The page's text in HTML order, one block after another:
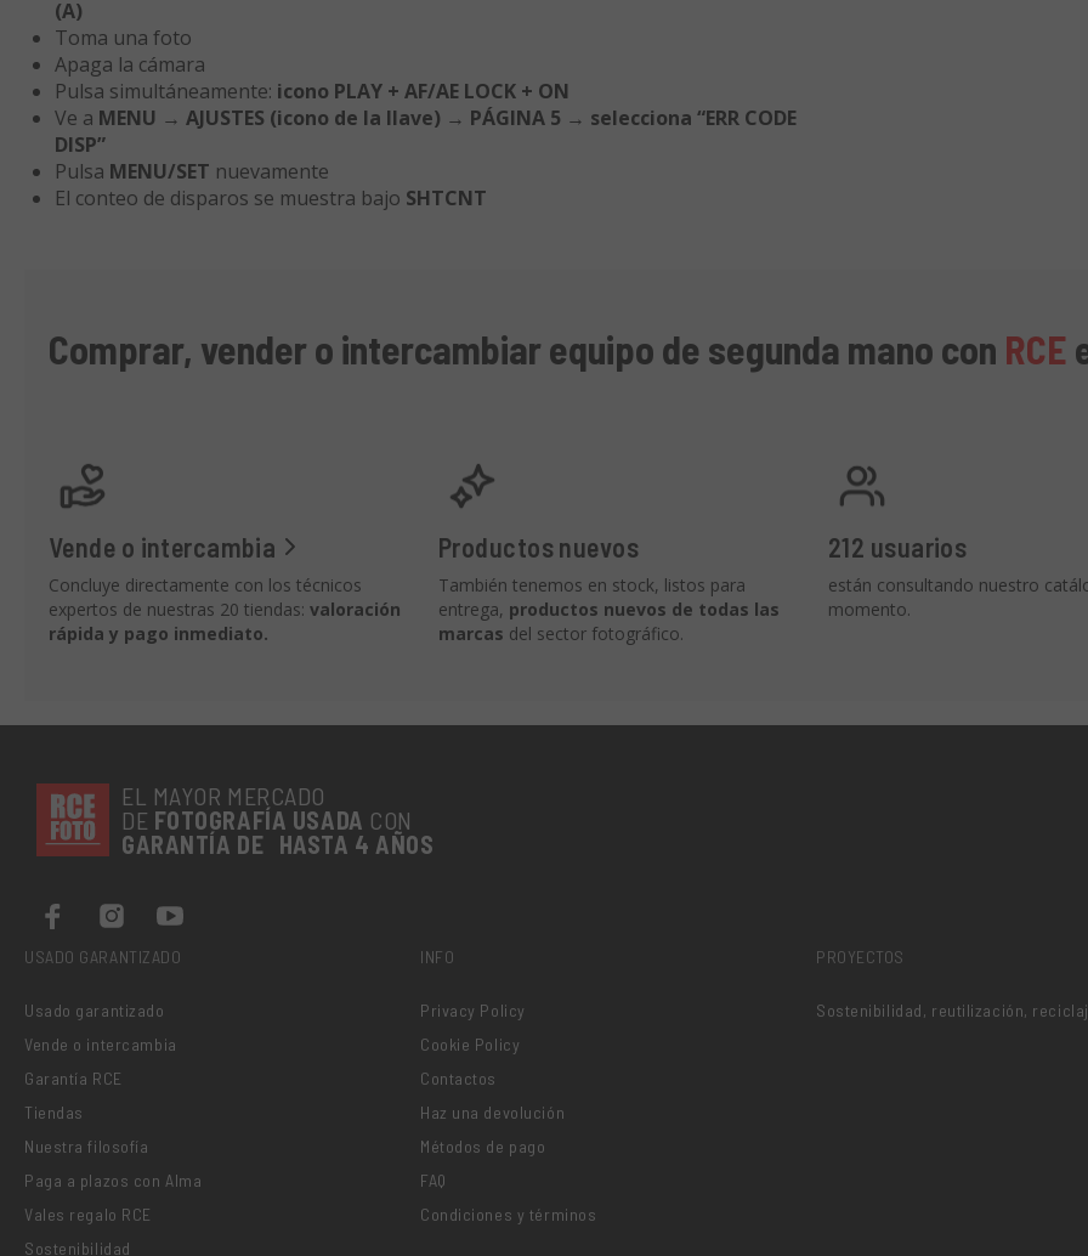
(A)
Toma una foto
Apaga la cámara
Pulsa simultáneamente: icono PLAY + AF/AE LOCK + ON
Ve a MENU → AJUSTES (icono de la llave) → PÁGINA 5 → selecciona “ERR CODE
DISP”
Pulsa MENU/SET nuevamente
El conteo de disparos se muestra bajo SHTCNT
Comprar, vender o intercambiar equipo de segunda mano con RCE
Vende o intercambia
Concluye directamente con los técnicos
expertos de nuestras 20 tiendas: valoración
rápida y pago inmediato.
Productos nuevos
También tenemos en stock, listos para
entrega, productos nuevos de todas las
marcas del sector fotográfico.
212 usuarios
están consultando nuestro
momento.
EL MAYOR MERCADO
DE FOTOGRAFÍA USADA CON
GARANTÍA DE HASTA 4 AÑOS
USADO GARANTIZADO
Usado garantizado
Vende o intercambia
Garantía RCE
Tiendas
Nuestra filosofía
Paga a plazos con Alma
Vales regalo RCE
Sostenibilidad
INFO
Privacy Policy
Cookie Policy
Contactos
Haz una devolución
Métodos de pago
FAQ
Condiciones y términos
PROYECTOS
Sostenibilidad, reutilización,